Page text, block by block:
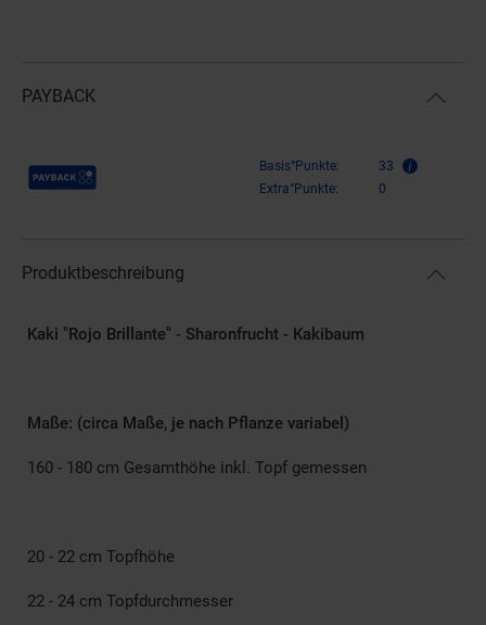
PAYBACK
Payback Punkte Basis°Punkte:
33
Extra°Punkte:
0
Produktbeschreibung
Kaki "Rojo Brillante" - Sharonfrucht - Kakibaum
Maße: (circa Maße, je nach Pflanze variabel)
160 - 180 cm Gesamthöhe inkl. Topf gemessen
20 - 22 cm Topfhöhe
22 - 24 cm Topfdurchmesser